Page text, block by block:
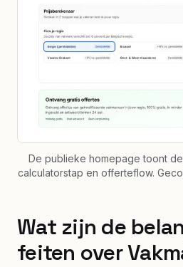
De publieke homepage toont
calculatorstap en offerteflow.
Wat zijn de
feiten over